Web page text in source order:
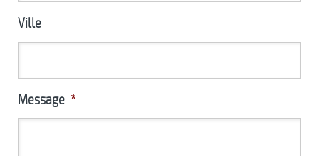
Ville
Message *